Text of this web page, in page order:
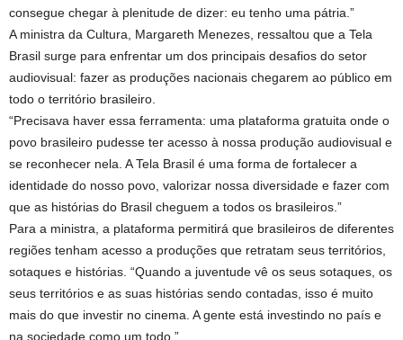
consegue chegar à plenitude de dizer: eu tenho uma pátria.”
A ministra da Cultura, Margareth Menezes, ressaltou que a Tela
Brasil surge para enfrentar um dos principais desafios do setor
audiovisual: fazer as produções nacionais chegarem ao público em
todo o território brasileiro.
“Precisava haver essa ferramenta: uma plataforma gratuita onde o
povo brasileiro pudesse ter acesso à nossa produção audiovisual e
se reconhecer nela. A Tela Brasil é uma forma de fortalecer a
identidade do nosso povo, valorizar nossa diversidade e fazer com
que as histórias do Brasil cheguem a todos os brasileiros.”
Para a ministra, a plataforma permitirá que brasileiros de diferentes
regiões tenham acesso a produções que retratam seus territórios,
sotaques e histórias. “Quando a juventude vê os seus sotaques, os
seus territórios e as suas histórias sendo contadas, isso é muito
mais do que investir no cinema. A gente está investindo no país e
na sociedade como um todo.”